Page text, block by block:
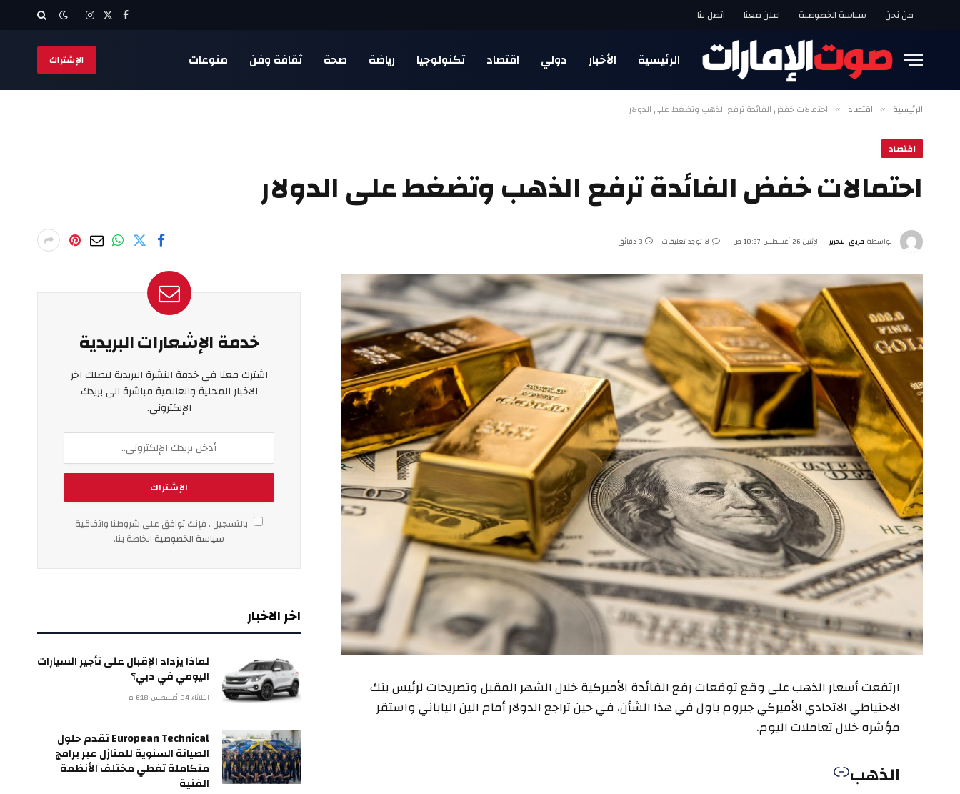
من نحن سياسة الخصوصية اعلن معنا اتصل بنا فيسبوك
X
الانستغرام
الرئيسية الأخبار دولي اقتصاد تكنولوجيا رياضة صحة ثقافة وفن منوعات الإشتراك
الرئيسية » اقتصاد » احتمالات خفض الفائدة ترفع الذهب وتضغط على الدولار
اقتصاد
احتمالات خفض الفائدة ترفع الذهب وتضغط على الدولار
بواسطة فريق التحرير الإثنين 26 أغسطس 10:27 ص لا توجد تعليقات 3 دقائق
ارتفعت أسعار الذهب على وقع توقعات رفع الفائدة الأميركية خلال الشهر المقبل وتصريحات لرئيس بنك
الاحتياطي الاتحادي الأميركي جيروم باول في هذا الشأن، في حين تراجع الدولار أمام الين الياباني واستقر
مؤشره خلال تعاملات اليوم.
الذهب
خدمة الإشعارات البريدية
اشترك معنا في خدمة النشرة البريدية ليصلك اخر
الاخبار المحلية والعالمية مباشرة الى بريدك
الإلكتروني.
بالتسجيل ، فإنك توافق على شروطنا واتفاقية
سياسة الخصوصية الخاصة بنا.
اخر الاخبار
لماذا يزداد الإقبال على تأجير السيارات
اليومي في دبي؟
الثلاثاء 04 أغسطس 6:18 م
European Technical تقدم حلول
الصيانة السنوية للمنازل عبر برامج
متكاملة تغطي مختلف الأنظمة
الفنية